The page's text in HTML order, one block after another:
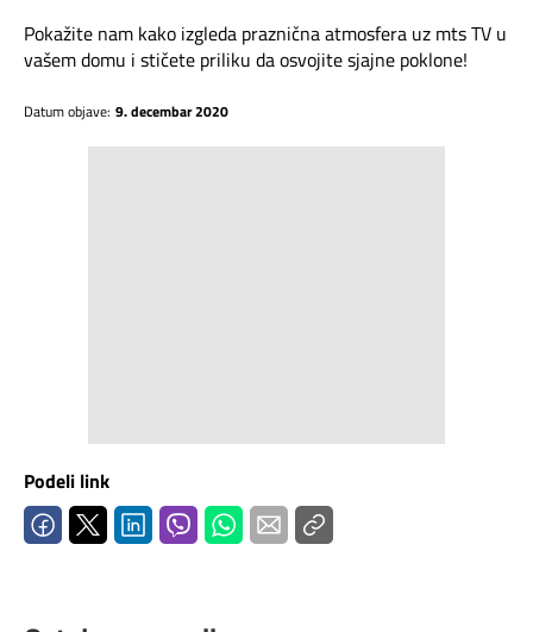
Pokažite nam kako izgleda praznična atmosfera uz mts TV u
vašem domu i stičete priliku da osvojite sjajne poklone!
Datum objave: 9. decembar 2020
Podeli link